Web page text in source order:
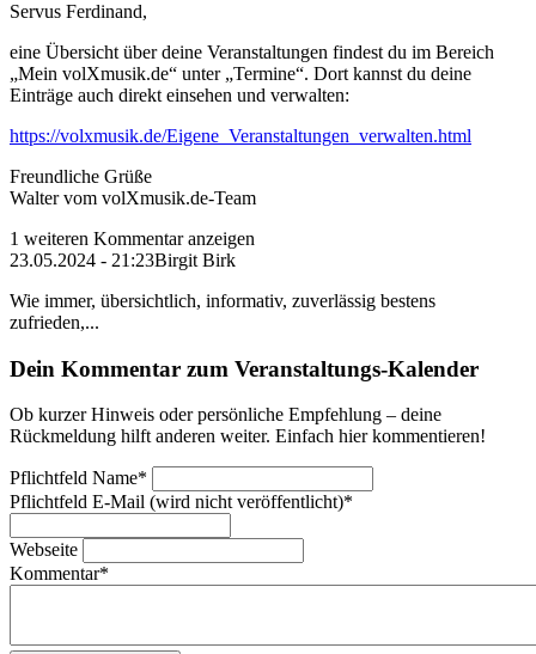
Servus Ferdinand,
eine Übersicht über deine Veranstaltungen findest du im Bereich
„Mein volXmusik.de“ unter „Termine“. Dort kannst du deine
Einträge auch direkt einsehen und verwalten:
https://volxmusik.de/Eigene_Veranstaltungen_verwalten.html
Freundliche Grüße
Walter vom volXmusik.de-Team
1 weiteren Kommentar anzeigen
23.05.2024 - 21:23Birgit Birk
Wie immer, übersichtlich, informativ, zuverlässig bestens
zufrieden,...
Dein Kommentar zum Veranstaltungs-Kalender
Ob kurzer Hinweis oder persönliche Empfehlung – deine
Rückmeldung hilft anderen weiter. Einfach hier kommentieren!
Pflichtfeld Name*
Pflichtfeld E-Mail (wird nicht veröffentlicht)*
Webseite
Kommentar*